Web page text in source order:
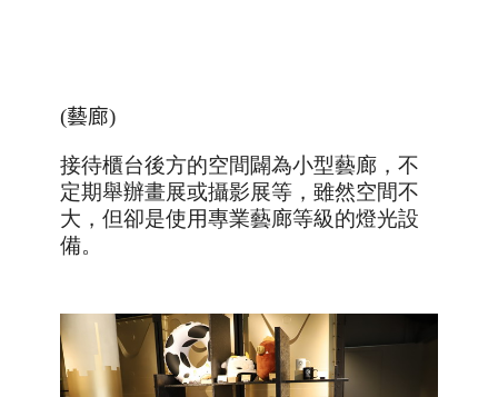
(藝廊)
接待櫃台後方的空間闢為小型藝廊 ，不
定期舉辦畫展或攝影展等 ，雖然空間不
大，但卻是使用專業藝廊等級的燈光設
備。